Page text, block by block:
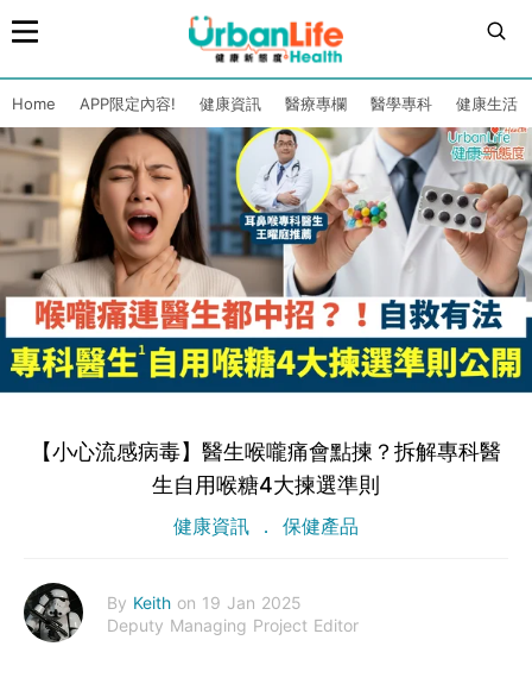
Home APP限定內容! 健康資訊 醫療專欄 醫學專科 健康生活
【小心流感病毒】醫生喉嚨痛會點揀？拆解專科醫
生自用喉糖4大揀選準則
健康資訊 保健產品
By Keith on 19 Jan 2025
Deputy Managing Project Editor